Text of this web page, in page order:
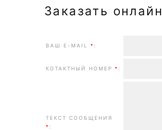
Заказать онлайн
ВАШ E-MAIL * :
КОТАКТНЫЙ НОМЕР * :
ТЕКСТ СООБЩЕНИЯ
* :